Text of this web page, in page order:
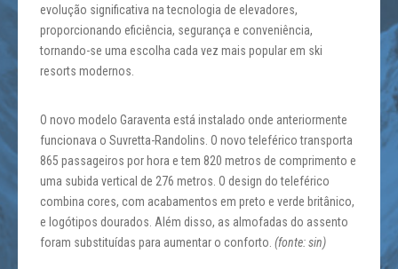
evolução significativa na tecnologia de elevadores,
proporcionando eficiência, segurança e conveniência,
tornando-se uma escolha cada vez mais popular em ski
resorts modernos.
O novo modelo Garaventa está instalado onde anteriormente
funcionava o Suvretta-Randolins. O novo teleférico transporta
865 passageiros por hora e tem 820 metros de comprimento e
uma subida vertical de 276 metros. O design do teleférico
combina cores, com acabamentos em preto e verde britânico,
e logótipos dourados. Além disso, as almofadas do assento
foram substituídas para aumentar o conforto. (fonte: sin)